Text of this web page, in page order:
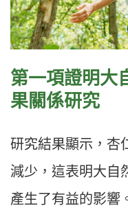
第一項證明大
果關係研究
研究結果顯示，杏
減少，這表明大自
產生了有益的影響